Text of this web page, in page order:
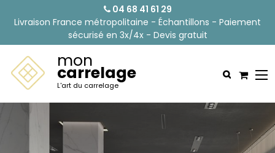
04 68 41 61 29
Livraison France métropolitaine - Échantillons - Paiement
sécurisé en 3x/4x - Devis gratuit
mon
carrelage
L'art du carrelage